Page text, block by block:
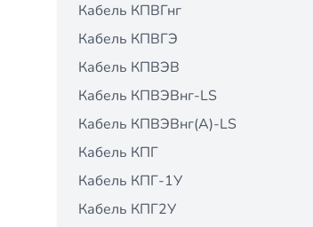
Кабель КПВГнг
Кабель КПВГЭ
Кабель КПВЭВ
Кабель КПВЭВнг-LS
Кабель КПВЭВнг(А)-LS
Кабель КПГ
Кабель КПГ-1У
Кабель КПГ2У